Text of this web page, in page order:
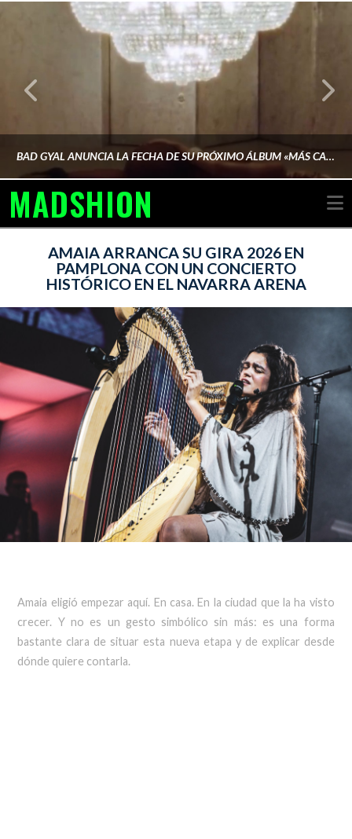
BAD GYAL ANUNCIA LA FECHA DE SU PRÓXIMO ÁLBUM «MÁS CARA»
MADSHION
AMAIA ARRANCA SU GIRA 2026 EN
PAMPLONA CON UN CONCIERTO
HISTÓRICO EN EL NAVARRA ARENA
Amaia eligió empezar aquí. En casa. En la ciudad que la ha visto
crecer. Y no es un gesto simbólico sin más: es una forma
bastante clara de situar esta nueva etapa y de explicar desde
dónde quiere contarla.